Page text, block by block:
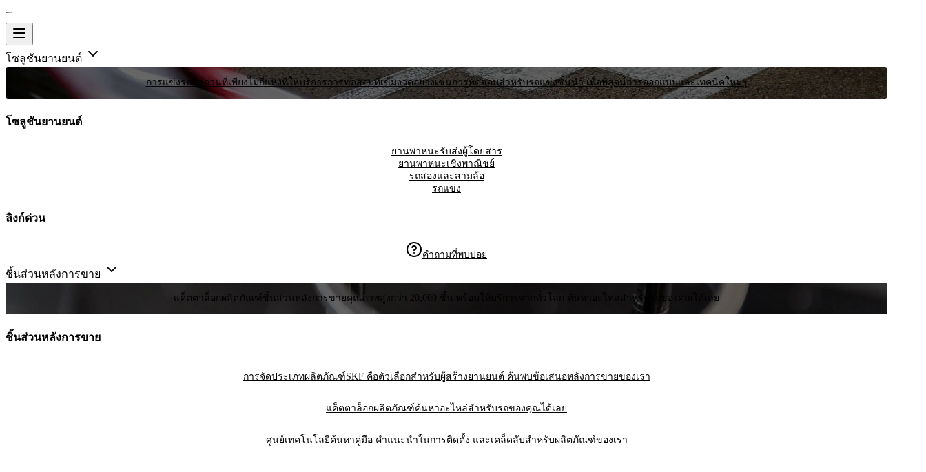
โซลูชันยานยนต์
การแข่งรถ มีสถานที่เพียงไม่กี่แห่งที่ให้บริการการทดสอบที่เข้มงวดอย่างเช่นการทดสอบสำหรับรถแข่งชั้นนํา เพื่อพิสูจน์การออกแบบและเทคนิคใหม่ๆ
โซลูชันยานยนต์
ยานพาหนะรับส่งผู้โดยสาร
ยานพาหนะเชิงพาณิชย์
รถสองและสามล้อ
รถแข่ง
ลิงก์ด่วน
คำถามที่พบบ่อย
ชิ้นส่วนหลังการขาย
แค็ตตาล็อกผลิตภัณฑ์ ชิ้นส่วนหลังการขายคุณภาพสูงกว่า 20,000 ชิ้น พร้อมให้บริการจากทั่วโลก ค้นหาอะไหล่สําหรับรถของคุณได้เลย
ชิ้นส่วนหลังการขาย
การจัดประเภทผลิตภัณฑ์SKF คือตัวเลือกสําหรับผู้สร้างยานยนต์ ค้นพบข้อเสนอหลังการขายของเรา
แค็ตตาล็อกผลิตภัณฑ์ค้นหาอะไหล่สําหรับรถของคุณได้เลย
ศูนย์เทคโนโลยีค้นหาคู่มือ คำแนะนำในการติดตั้ง และเคล็ดลับสําหรับผลิตภัณฑ์ของเรา